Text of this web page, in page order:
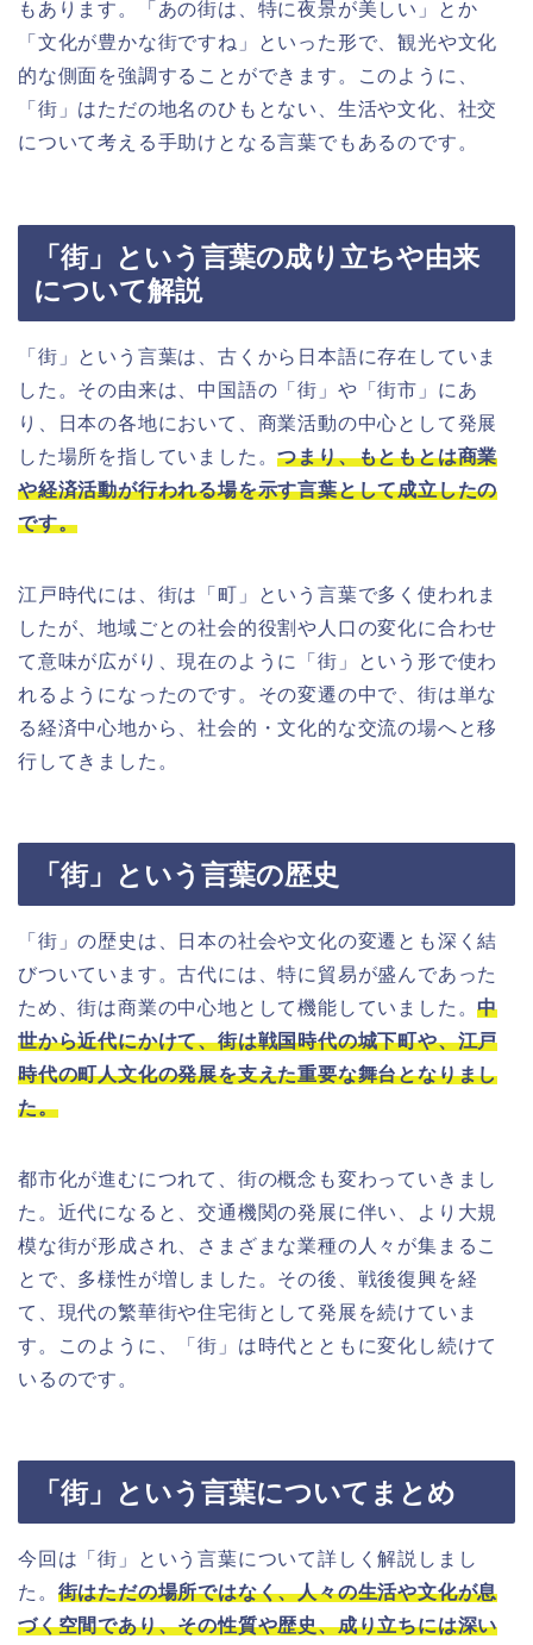
もあります。「あの街は、特に夜景が美しい」とか
「文化が豊かな街ですね」といった形で、観光や文化
的な側面を強調することができます。このように、
「街」はただの地名のひもとない、生活や文化、社交
について考える手助けとなる言葉でもあるのです。
「街」という言葉の成り立ちや由来
について解説
「街」という言葉は、古くから日本語に存在していま
した。その由来は、中国語の「街」や「街市」にあ
り、日本の各地において、商業活動の中心として発展
した場所を指していました。つまり、もともとは商業
や経済活動が行われる場を示す言葉として成立したの
です。
江戸時代には、街は「町」という言葉で多く使われま
したが、地域ごとの社会的役割や人口の変化に合わせ
て意味が広がり、現在のように「街」という形で使わ
れるようになったのです。その変遷の中で、街は単な
る経済中心地から、社会的・文化的な交流の場へと移
行してきました。
「街」という言葉の歴史
「街」の歴史は、日本の社会や文化の変遷とも深く結
びついています。古代には、特に貿易が盛んであった
ため、街は商業の中心地として機能していました。中
世から近代にかけて、街は戦国時代の城下町や、江戸
時代の町人文化の発展を支えた重要な舞台となりまし
た。
都市化が進むにつれて、街の概念も変わっていきまし
た。近代になると、交通機関の発展に伴い、より大規
模な街が形成され、さまざまな業種の人々が集まるこ
とで、多様性が増しました。その後、戦後復興を経
て、現代の繁華街や住宅街として発展を続けていま
す。このように、「街」は時代とともに変化し続けて
いるのです。
「街」という言葉についてまとめ
今回は「街」という言葉について詳しく解説しまし
た。 街はただの場所ではなく、人々の生活や文化が息
づく空間であり、その性質や歴史、成り立ちには深い